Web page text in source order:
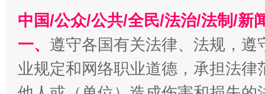
在谋一域中谋全局
今
中国/公众/公共/全民/法治/法制/新
一、 遵守各国有关法律、法规，
业规定和网络职业道德，承担法